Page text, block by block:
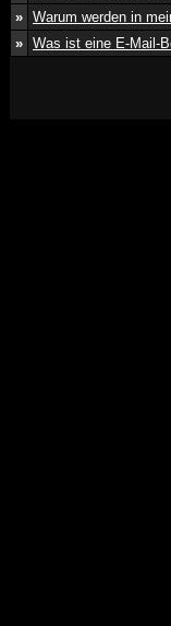
» Warum werden in
» Was ist eine E-Mail-